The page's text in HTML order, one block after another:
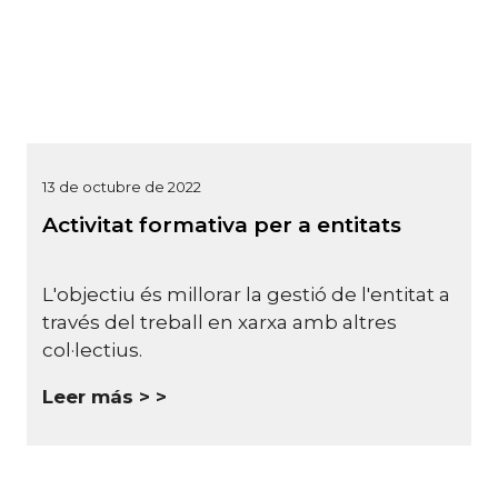
13 de octubre de 2022
Activitat formativa per a entitats
L'objectiu és millorar la gestió de l'entitat a
través del treball en xarxa amb altres
col·lectius.
Leer más >